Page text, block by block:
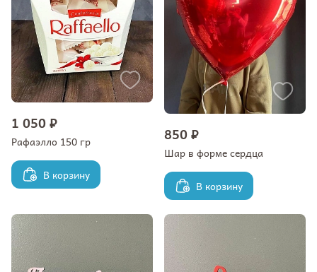
1 050 ₽
Рафаэлло 150 гр
В корзину
850 ₽
Шар в форме сердца
В корзину